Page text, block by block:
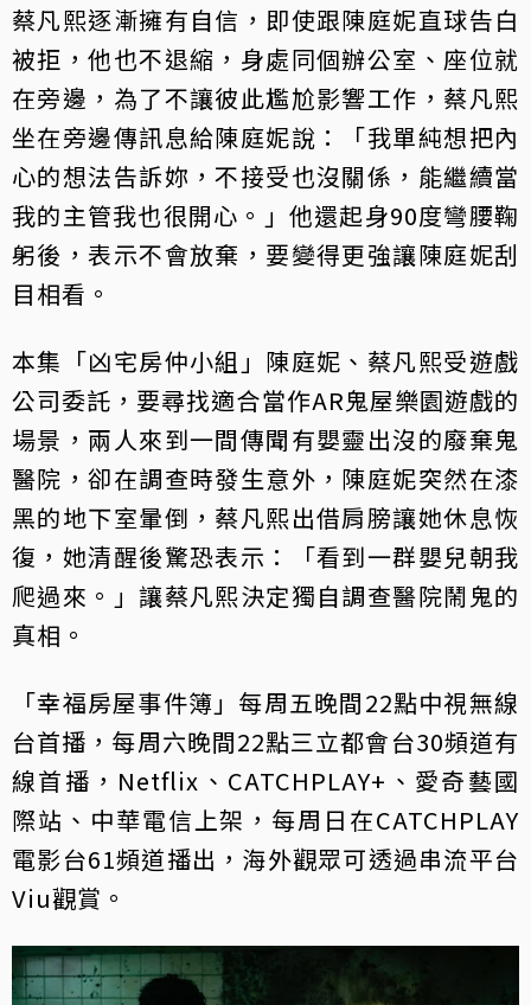
蔡凡熙逐漸擁有自信，即使跟陳庭妮直球告白
被拒，他也不退縮，身處同個辦公室、座位就
在旁邊，為了不讓彼此尷尬影響工作，蔡凡熙
坐在旁邊傳訊息給陳庭妮說：「我單純想把內
心的想法告訴妳，不接受也沒關係，能繼續當
我的主管我也很開心。」他還起身90度彎腰鞠
躬後，表示不會放棄，要變得更強讓陳庭妮刮
目相看。
本集「凶宅房仲小組」陳庭妮、蔡凡熙受遊戲
公司委託，要尋找適合當作AR鬼屋樂園遊戲的
場景，兩人來到一間傳聞有嬰靈出沒的廢棄鬼
醫院，卻在調查時發生意外，陳庭妮突然在漆
黑的地下室暈倒，蔡凡熙出借肩膀讓她休息恢
復，她清醒後驚恐表示：「看到一群嬰兒朝我
爬過來。」讓蔡凡熙決定獨自調查醫院鬧鬼的
真相。
「幸福房屋事件簿」每周五晚間22點中視無線
台首播，每周六晚間22點三立都會台30頻道有
線首播，Netflix、CATCHPLAY+、愛奇藝國
際站、中華電信上架，每周日在CATCHPLAY
電影台61頻道播出，海外觀眾可透過串流平台
Viu觀賞。